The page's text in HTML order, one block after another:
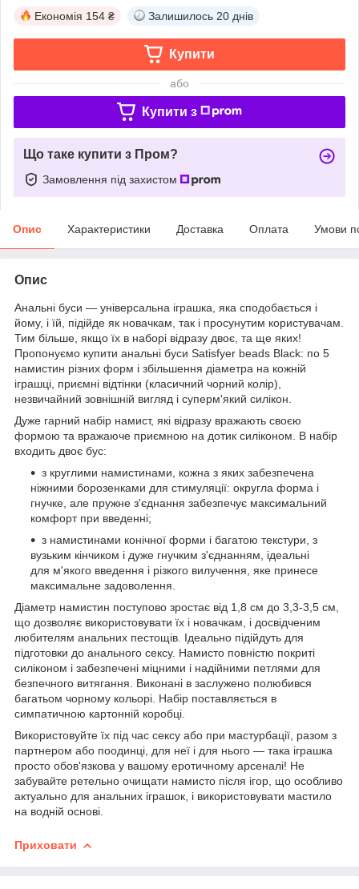
Економія 154 ₴ Залишилось 20 днів
Купити
або
Купити з
Що таке купити з Пром?
Замовлення під захистом
Опис Характеристики Доставка Оплата Умови
Опис
Анальні буси — універсальна іграшка, яка сподобається і
йому, і їй, підійде як новачкам, так і просунутим користувачам.
Тим більше, якщо їх в наборі відразу двоє, та ще яких!
Пропонуємо купити анальні буси Satisfyer beads Black: по 5
намистин різних форм і збільшення діаметра на кожній
іграшці, приємні відтінки (класичний чорний колір),
незвичайний зовнішній вигляд і суперм'який силікон.
Дуже гарний набір намист, які відразу вражають своєю
формою та вражаюче приємною на дотик силіконом. В набір
входить двоє бус:
з круглими намистинами, кожна з яких забезпечена
ніжними борозенками для стимуляції: округла форма і
гнучке, але пружне з'єднання забезпечує максимальний
комфорт при введенні;
з намистинами конічної форми і багатою текстури, з
вузьким кінчиком і дуже гнучким з'єднанням, ідеальні
для м'якого введення і різкого вилучення, яке принесе
максимальне задоволення.
Діаметр намистин поступово зростає від 1,8 см до 3,3-3,5 см,
що дозволяє використовувати їх і новачкам, і досвідченим
любителям анальних пестощів. Ідеально підійдуть для
підготовки до анального сексу. Намисто повністю покриті
силіконом і забезпечені міцними і надійними петлями для
безпечного витягання. Виконані в заслужено полюбився
багатьом чорному кольорі. Набір поставляється в
симпатичною картонній коробці.
Використовуйте їх під час сексу або при мастурбації, разом з
партнером або поодинці, для неї і для нього — така іграшка
просто обов'язкова у вашому еротичному арсеналі! Не
забувайте ретельно очищати намисто після ігор, що особливо
актуально для анальних іграшок, і використовувати мастило
на водній основі.
Приховати